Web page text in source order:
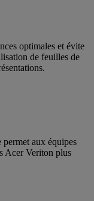
optimales et évite
de feuilles de
permet aux équipes
Acer Veriton plus